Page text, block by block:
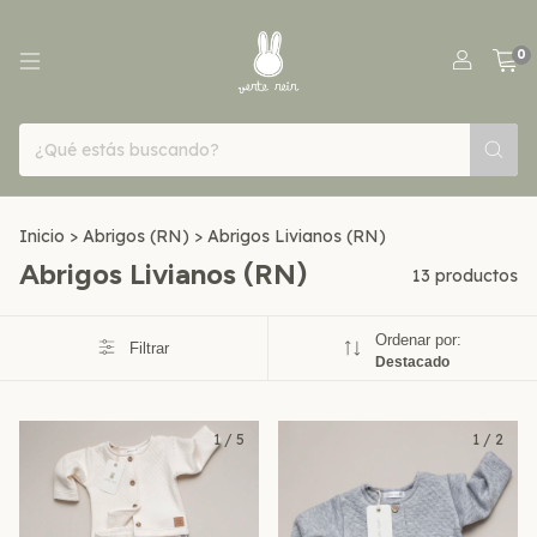
0
Inicio > Abrigos (RN) > Abrigos Livianos (RN)
Abrigos Livianos (RN) 13 productos
Filtrar Ordenar por:
Destacado
1/ 5 1 / 2